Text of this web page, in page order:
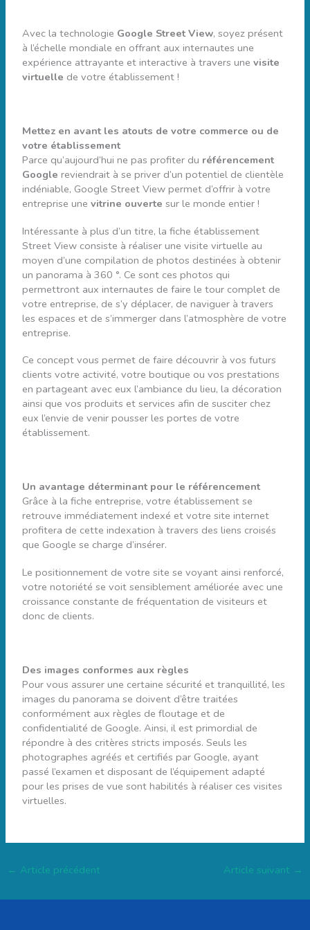
Avec la technologie Google Street View, soyez présent
à l’échelle mondiale en offrant aux internautes une
expérience attrayante et interactive à travers unevisite
virtuelle de votre établissement !
Mettez en avant les atouts de votre commerce ou de
votre établissement
Parce qu’aujourd’hui ne pas profiter du référencement
Google reviendrait à se priver d’un potentiel de clientèle
indéniable, Google Street View permet d’offrir à votre
entreprise unevitrine ouverte sur le monde entier !
Intéressante à plus d’un titre, la fiche établissement
Street View consiste à réaliser une visite virtuelle au
moyen d’une compilation de photos destinées à obtenir
un panorama à 360 °. Ce sont ces photos qui
permettront aux internautes de faire le tour complet de
votre entreprise, de s’y déplacer, de naviguer à travers
les espaces et de s’immerger dans l’atmosphère de votre
entreprise.
Ce concept vous permet de faire découvrir à vos futurs
clients votre activité, votre boutique ou vos prestations
en partageant avec eux l’ambiance du lieu, la décoration
ainsi que vos produits et services afin de susciter chez
eux l’envie de venir pousser les portes de votre
établissement.
Un avantage déterminant pour le référencement
Grâce à la fiche entreprise, votre établissement se
retrouve immédiatement indexé et votre site internet
profitera de cette indexation à travers des liens croisés
que Google se charge d’insérer.
Le positionnement de votre site se voyant ainsi renforcé,
votre notoriété se voit sensiblement améliorée avec une
croissance constante de fréquentation de visiteurs et
donc de clients.
Des images conformes aux règles
Pour vous assurer une certaine sécurité et tranquillité, les
images du panorama se doivent d’être traitées
conformément aux règles de floutage et de
confidentialité de Google. Ainsi, il est primordial de
répondre à des critères stricts imposés. Seuls les
photographes agréés et certifiés par Google, ayant
passé l’examen et disposant de l’équipement adapté
pour les prises de vue sont habilités à réaliser ces visites
virtuelles.
← Article précédent Article suivant →